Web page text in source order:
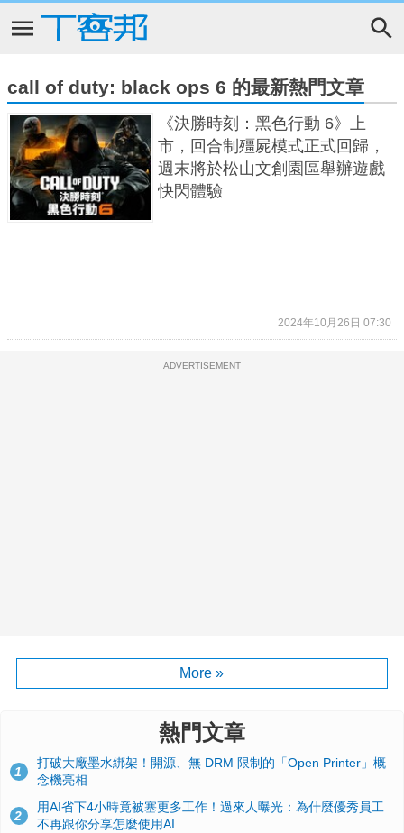
call of duty: black ops 6 的最新熱門文章
《決勝時刻：黑色行動 6》上
市，回合制殭屍模式正式回歸，
週末將於松山文創園區舉辦遊戲
快閃體驗
2024年10月26日 07:30
ADVERTISEMENT
More »
熱門文章
1
打破大廠墨水綁架！開源、無 DRM 限制的「Open Printer」概
念機亮相
2
用AI省下4小時竟被塞更多工作！過來人曝光：為什麼優秀員工
不再跟你分享怎麼使用AI